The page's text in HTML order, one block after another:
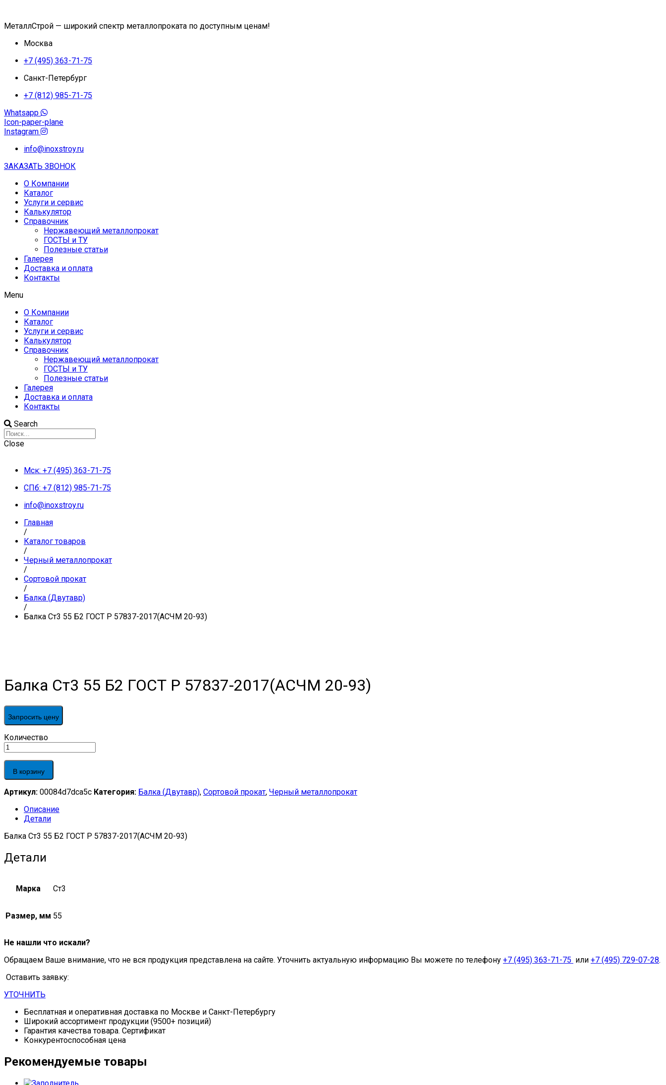
МеталлСтрой — широкий спектр металлопроката по доступным ценам!
Москва
+7 (495) 363-71-75
Санкт-Петербург
+7 (812) 985-71-75
Whatsapp
Icon-paper-plane
Instagram
info@inoxstroy.ru
ЗАКАЗАТЬ ЗВОНОК
О Компании
Каталог
Услуги и сервис
Калькулятор
Справочник
Нержавеющий металлопрокат
ГОСТЫ и ТУ
Полезные статьи
Галерея
Доставка и оплата
Контакты
Menu
О Компании
Каталог
Услуги и сервис
Калькулятор
Справочник
Нержавеющий металлопрокат
ГОСТЫ и ТУ
Полезные статьи
Галерея
Доставка и оплата
Контакты
Search
Close
Мск: +7 (495) 363-71-75
СПб: +7 (812) 985-71-75
info@inoxstroy.ru
Главная
/
Каталог товаров
/
Черный металлопрокат
/
Сортовой прокат
/
Балка (Двутавр)
/
Балка Ст3 55 Б2 ГОСТ Р 57837-2017(АСЧМ 20-93)
Балка Ст3 55 Б2 ГОСТ Р 57837-2017(АСЧМ 20-93)
Запросить цену
Балка
Ст3
55
Б2 ГОСТ
2017(АСЧМ
quantity
Количество
В корзину
Артикул: 00084d7dca5c Категория: Балка (Двутавр), Сортовой прокат, Черный металлопрокат
Описание
Детали
Балка Ст3 55 Б2 ГОСТ Р 57837-2017(АСЧМ 20-93)
Детали
Марка Ст3
Размер, мм 55
Не нашли что искали?
Обращаем Ваше внимание, что не вся продукция представлена на сайте. Уточнить актуальную информацию Вы можете по телефону +7 (495) 363-71-75 или +7 (495) 729-07-28.
Оставить заявку:
УТОЧНИТЬ
Бесплатная и оперативная доставка по Москве и Санкт-Петербургу
Широкий ассортимент продукции (9500+ позиций)
Гарантия качества товара. Сертификат
Конкурентоспособная цена
Рекомендуемые товары